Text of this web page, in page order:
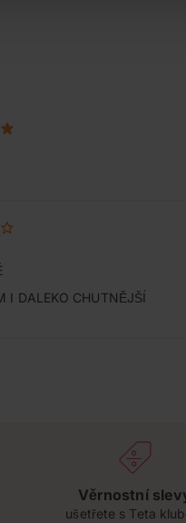
I DALEKO CHUTNĚJŠÍ
Věrnostní
ušetřete s Teta